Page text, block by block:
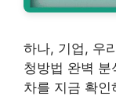
하나, 기업, 우
청방법 완벽 분
차를 지금 확인